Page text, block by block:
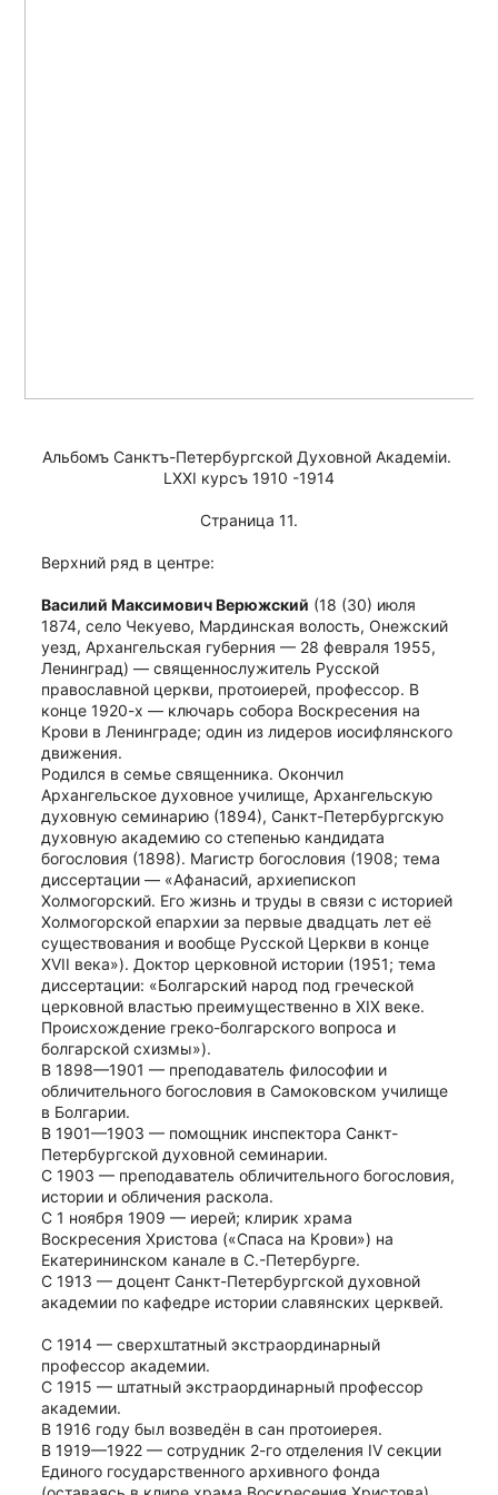
Альбомъ Санктъ-Петербургской Духовной Академiи.
LXXI курсъ 1910 -1914
Страница 11.
Верхний ряд в центре:
Василий Максимович Верюжский (18 (30) июля
1874, село Чекуево, Мардинская волость, Онежский
уезд, Архангельская губерния — 28 февраля 1955,
Ленинград) — священнослужитель Русской
православной церкви, протоиерей, профессор. В
конце 1920-х — ключарь собора Воскресения на
Крови в Ленинграде; один из лидеров иосифлянского
движения.
Родился в семье священника. Окончил
Архангельское духовное училище, Архангельскую
духовную семинарию (1894), Санкт-Петербургскую
духовную академию со степенью кандидата
богословия (1898). Магистр богословия (1908; тема
диссертации — «Афанасий, архиепископ
Холмогорский. Его жизнь и труды в связи с историей
Холмогорской епархии за первые двадцать лет её
существования и вообще Русской Церкви в конце
XVII века»). Доктор церковной истории (1951; тема
диссертации: «Болгарский народ под греческой
церковной властью преимущественно в XIX веке.
Происхождение греко-болгарского вопроса и
болгарской схизмы»).
В 1898—1901 — преподаватель философии и
обличительного богословия в Самоковском училище
в Болгарии.
В 1901—1903 — помощник инспектора Санкт-
Петербургской духовной семинарии.
С 1903 — преподаватель обличительного богословия,
истории и обличения раскола.
С 1 ноября 1909 — иерей; клирик храма
Воскресения Христова («Спаса на Крови») на
Екатерининском канале в С.-Петербурге.
С 1913 — доцент Санкт-Петербургской духовной
академии по кафедре истории славянских церквей.
С 1914 — сверхштатный экстраординарный
профессор академии.
С 1915 — штатный экстраординарный профессор
академии.
В 1916 году был возведён в сан протоиерея.
В 1919—1922 — сотрудник 2-го отделения IV секции
Единого государственного архивного фонда